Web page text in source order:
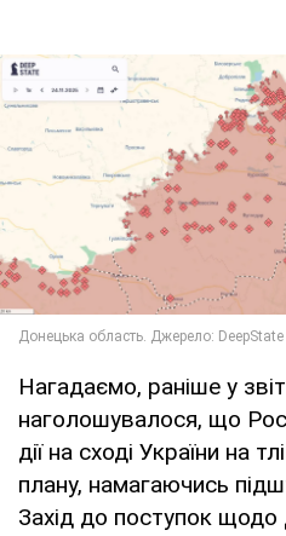
Нагадаємо, раніше у
наголошувалося, що
дії на сході України на
плану, намагаючись
Захід до поступок